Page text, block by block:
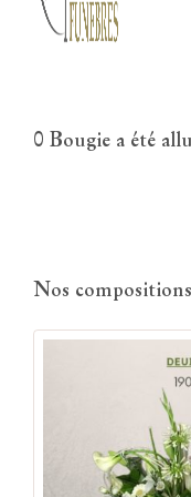
0 Bougie a été
Nos compositions